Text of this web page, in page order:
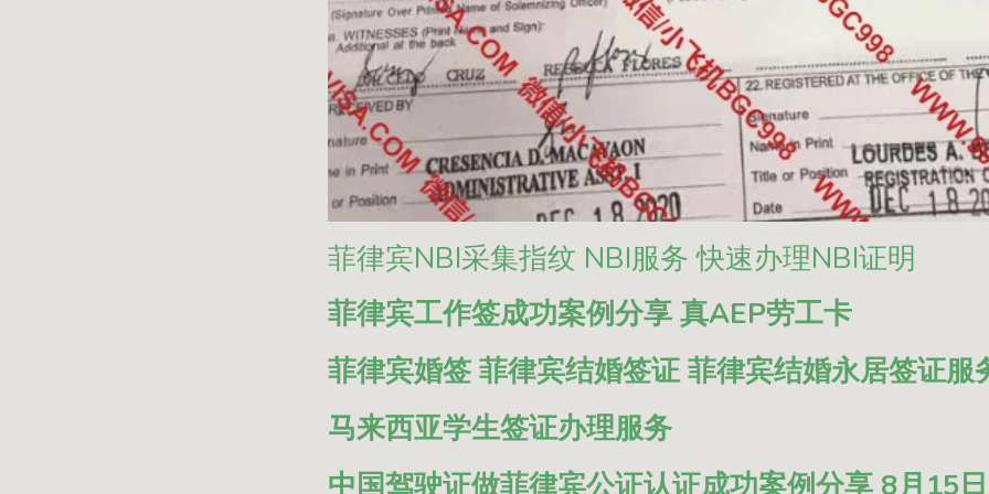
菲律宾NBI采集指纹 NBI服务 快速办理NBI证明
菲律宾工作签成功案例分享 真AEP劳工卡
菲律宾婚签 菲律宾结婚签证 菲律宾结婚永居签证服
马来西亚学生签证办理服务
中国驾驶证做菲律宾公证认证成功案例分享 8月15日